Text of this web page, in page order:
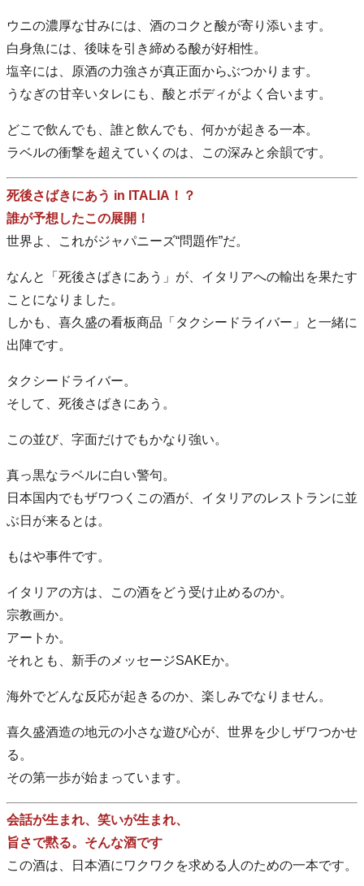
ウニの濃厚な甘みには、酒のコクと酸が寄り添います。
白身魚には、後味を引き締める酸が好相性。
塩辛には、原酒の力強さが真正面からぶつかります。
うなぎの甘辛いタレにも、酸とボディがよく合います。
どこで飲んでも、誰と飲んでも、何かが起きる一本。
ラベルの衝撃を超えていくのは、この深みと余韻です。
死後さばきにあう in ITALIA！？
誰が予想したこの展開！
世界よ、これがジャパニーズ“問題作”だ。
なんと「死後さばきにあう」が、イタリアへの輸出を果たす
ことになりました。
しかも、喜久盛の看板商品「タクシードライバー」と一緒に
出陣です。
タクシードライバー。
そして、死後さばきにあう。
この並び、字面だけでもかなり強い。
真っ黒なラベルに白い警句。
日本国内でもザワつくこの酒が、イタリアのレストランに並
ぶ日が来るとは。
もはや事件です。
イタリアの方は、この酒をどう受け止めるのか。
宗教画か。
アートか。
それとも、新手のメッセージSAKEか。
海外でどんな反応が起きるのか、楽しみでなりません。
喜久盛酒造の地元の小さな遊び心が、世界を少しザワつかせ
る。
その第一歩が始まっています。
会話が生まれ、笑いが生まれ、
旨さで黙る。そんな酒です
この酒は、日本酒にワクワクを求める人のための一本です。